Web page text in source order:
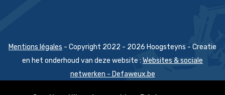
Mentions légales - Copyright 2022 - 2026 Hoogsteyns - Creatie
en het onderhoud van deze website : Websites & sociale
netwerken - Defaweux.be
Verkoopsvoorwaarde Huurcontract uitrusting